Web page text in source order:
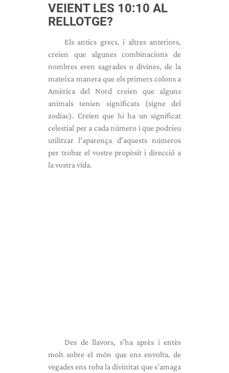
VEIENT LES 10:10 AL
RELLOTGE?
Els antics grecs, i altres anteriors,
creien que algunes combinacions de
nombres eren sagrades o divines, de la
mateixa manera que els primers colons a
Amèrica del Nord creien que alguns
animals tenien significats (signe del
zodíac). Creien que hi ha un significat
celestial per a cada número i que podríeu
utilitzar l'aparença d'aquests números
per trobar el vostre propòsit i direcció a
la vostra vida.
Des de llavors, s’ha après i entès
molt sobre el món que ens envolta, de
vegades ens roba la divinitat que s’amaga